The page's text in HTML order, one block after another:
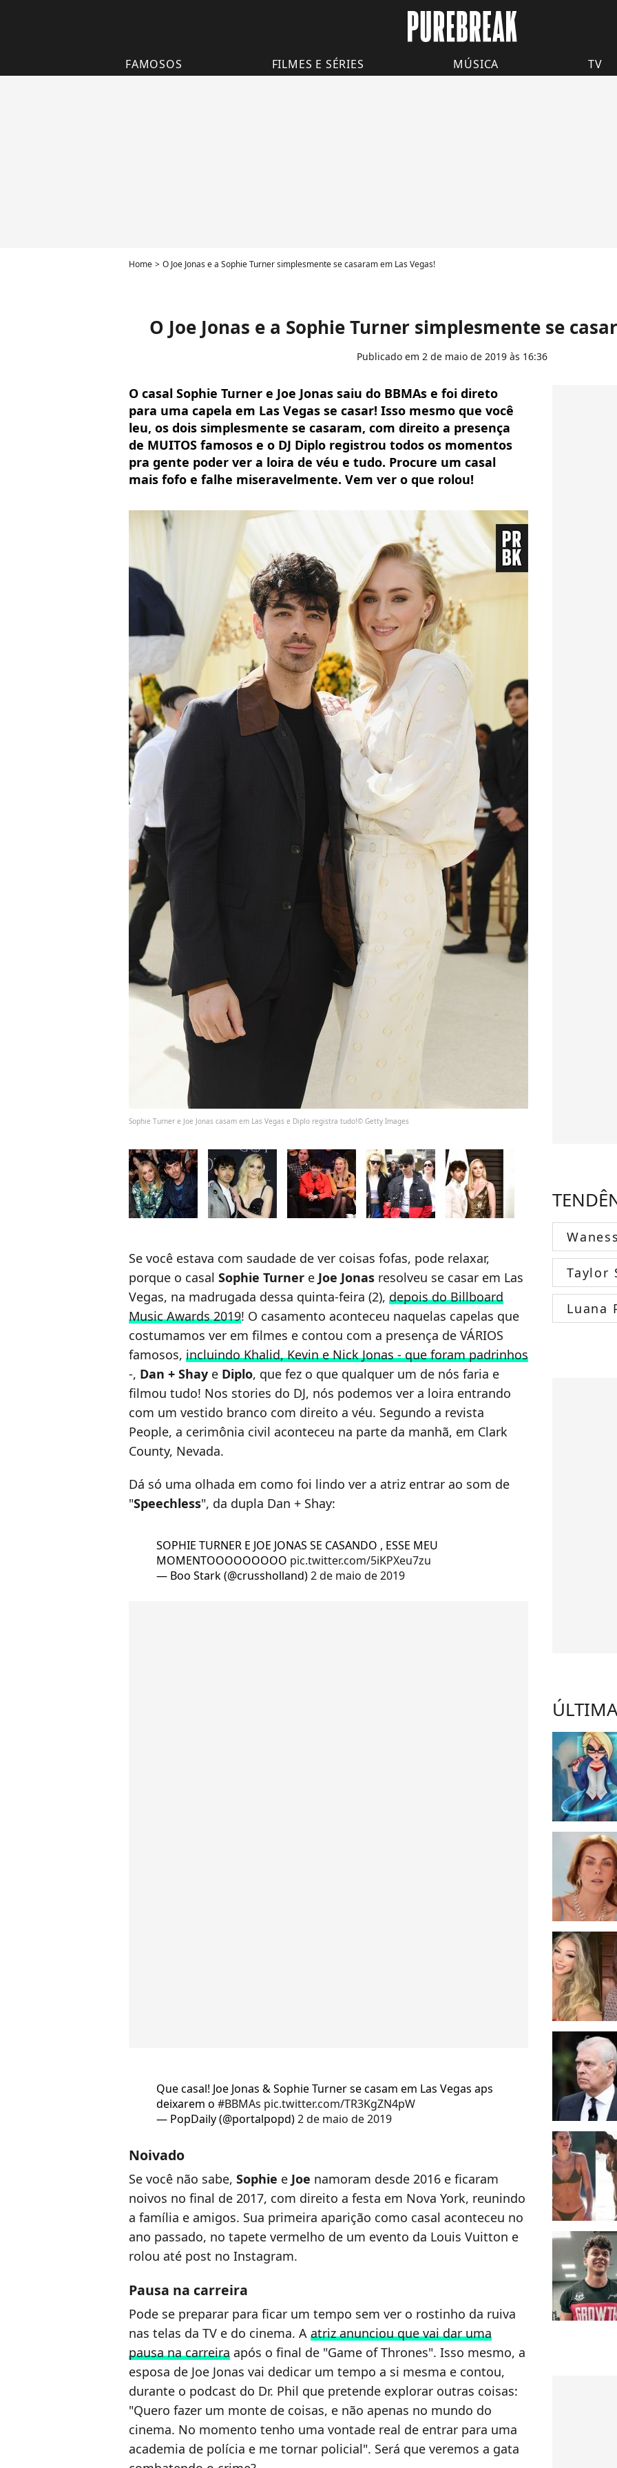
FAMOSOS FILMES E SÉRIES MÚSICA TV
Home O Joe Jonas e a Sophie Turner simplesmente se casaram em Las Vegas!
O Joe Jonas e a Sophie Turner simplesmente se
Publicado em 2 de maio de 2019 às 16:36
O casal Sophie Turner e Joe Jonas saiu do BBMAs e foi direto
para uma capela em Las Vegas se casar! Isso mesmo que você
leu, os dois simplesmente se casaram, com direito a presença
de MUITOS famosos e o DJ Diplo registrou todos os momentos
pra gente poder ver a loira de véu e tudo. Procure um casal
mais fofo e falhe miseravelmente. Vem ver o que rolou!
Sophie Turner e Joe Jonas casam em Las Vegas e Diplo registra tudo!© Getty Images
Se você estava com saudade de ver coisas fofas, pode relaxar,
porque o casal Sophie Turner e Joe Jonas resolveu se casar em Las
Vegas, na madrugada dessa quinta-feira (2), depois do Billboard
Music Awards 2019! O casamento aconteceu naquelas capelas que
costumamos ver em filmes e contou com a presença de VÁRIOS
famosos, incluindo Khalid, Kevin e Nick Jonas - que foram padrinhos
-, Dan + Shay e Diplo, que fez o que qualquer um de nós faria e
filmou tudo! Nos stories do DJ, nós podemos ver a loira entrando
com um vestido branco com direito a véu. Segundo a revista
People, a cerimônia civil aconteceu na parte da manhã, em Clark
County, Nevada.
Dá só uma olhada em como foi lindo ver a atriz entrar ao som de
"Speechless", da dupla Dan + Shay:
SOPHIE TURNER E JOE JONAS SE CASANDO , ESSE MEU
MOMENTOOOOOOOOO pic.twitter.com/5iKPXeu7zu
— Boo Stark (@crussholland)2 de maio de 2019
Que casal! Joe Jonas & Sophie Turner se casam em Las Vegas aps
deixarem o #BBMAs pic.twitter.com/TR3KgZN4pW
— PopDaily (@portalpopd)2 de maio de 2019
Noivado
Se você não sabe, Sophie e Joe namoram desde 2016 e ficaram
noivos no final de 2017, com direito a festa em Nova York, reunindo
a família e amigos. Sua primeira aparição como casal aconteceu no
ano passado, no tapete vermelho de um evento da Louis Vuitton e
rolou até post no Instagram.
Pausa na carreira
Pode se preparar para ficar um tempo sem ver o rostinho da ruiva
nas telas da TV e do cinema. A atriz anunciou que vai dar uma
pausa na carreira após o final de "Game of Thrones". Isso mesmo, a
esposa de Joe Jonas vai dedicar um tempo a si mesma e contou,
durante o podcast do Dr. Phil que pretende explorar outras coisas:
"Quero fazer um monte de coisas, e não apenas no mundo do
cinema. No momento tenho uma vontade real de entrar para uma
academia de polícia e me tornar policial". Será que veremos a gata
Taylor
Luana